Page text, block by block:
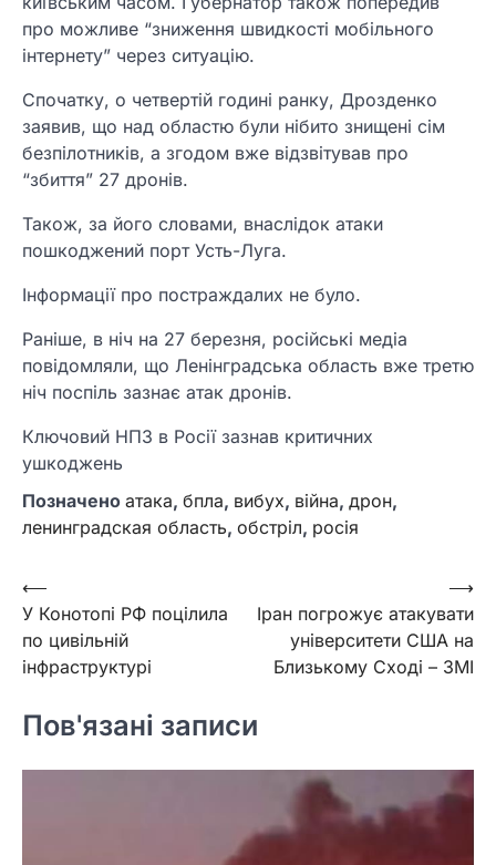
про можливе “зниження швидкості мобільного
інтернету” через ситуацію.
Спочатку, о четвертій годині ранку, Дрозденко
заявив, що над областю були нібито знищені сім
безпілотників, а згодом вже відзвітував про
“збиття” 27 дронів.
Також, за його словами, внаслідок атаки
пошкоджений порт Усть-Луга.
Інформації про постраждалих не було.
Раніше, в ніч на 27 березня, російські медіа
повідомляли, що Ленінградська область вже третю
ніч поспіль зазнає атак дронів.
Ключовий НПЗ в Росії зазнав критичних
ушкоджень
Позначено атака, бпла, вибух, війна, дрон,
ленинградская область, обстріл, росія
Навігація
записів
⟵
У Конотопі РФ поцілила
по цивільній
інфраструктурі
Іран погрожує атакувати
університети США на
Близькому Сході – ЗМІ
⟶
Пов'язані записи